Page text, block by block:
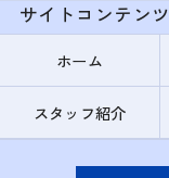
サイトコンテンツ
ホーム
スタッフ紹介